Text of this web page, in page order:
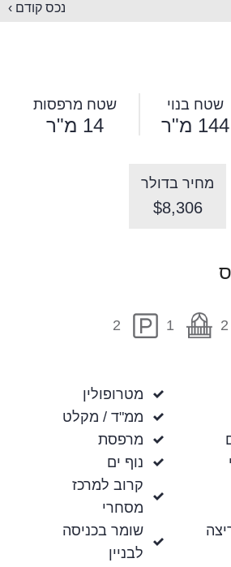
נכס קודם ›
שטח בנוי
144 מ"ר
שטח מרפסות
14 מ"ר
מחיר בדולר
$8,306
2
1
2
מטרופולין
ממ"ד / מקלט
מרפסת
נוף ים
קרוב למרכז
מסחרי
שומר בכניסה
לבניין